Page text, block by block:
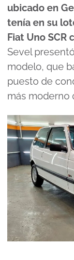
ubicado en
tenía en su
Fiat Uno SCR
Sevel
modelo, que
puesto de
más moderno